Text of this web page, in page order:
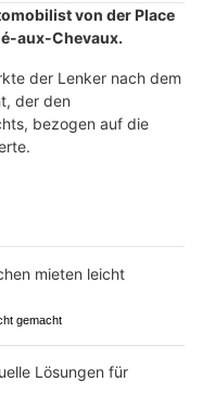
von der Place
aux-Chevaux.
der Lenker nach dem
der den
bezogen auf die
gemacht